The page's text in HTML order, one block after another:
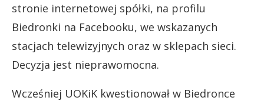
stronie internetowej spółki, na profilu
Biedronki na Facebooku, we wskazanych
stacjach telewizyjnych oraz w sklepach sieci.
Decyzja jest nieprawomocna.
Wcześniej UOKiK kwestionował w Biedronce